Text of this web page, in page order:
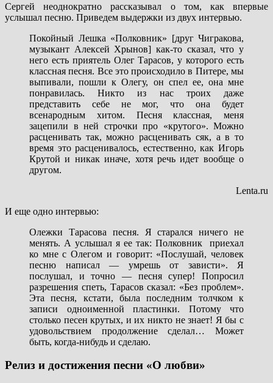
Сергей неоднократно рассказывал о том, как впервые
услышал песню. Приведем выдержки из двух интервью.
Покойный Лешка «Полковник» [друг Чигракова,
музыкант Алексей Хрынов] как-то сказал, что у
него есть приятель Олег Тарасов, у которого есть
классная песня. Все это происходило в Питере, мы
выпивали, пошли к Олегу, он спел ее, она мне
понравилась. Никто из нас троих даже
представить себе не мог, что она будет
всенародным хитом. Песня классная, меня
зацепили в ней строчки про «крутого». Можно
расценивать так, можно расценивать сяк, а в то
время это расценивалось, естественно, как Игорь
Крутой и никак иначе, хотя речь идет вообще о
другом.
Lenta.ru
И еще одно интервью:
Олежки Тарасова песня. Я старался ничего не
менять. А услышал я ее так: Полковник приехал
ко мне с Олегом и говорит: «Послушай, человек
песню написал — умрешь от зависти». Я
послушал, и точно — песня супер! Попросил
разрешения спеть, Тарасов сказал: «Без проблем».
Эта песня, кстати, была последним толчком к
записи одноименной пластинки. Потому что
столько песен крутых, и их никто не знает! Я бы с
удовольствием продолжение сделал… Может
быть, когда-нибудь и сделаю.
Релиз и достижения песни «О любви»